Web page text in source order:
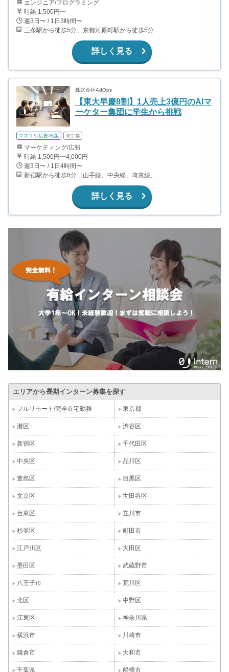
エンジニア/プログラミング
時給 1,500円〜
週3日〜 / 1日3時間〜
三条駅から徒歩5分、京都河原町駅から徒歩5分
詳しく見る
株式会社AdOps
【東大早慶8割】1人売上3億円のAIマ
ーケター集団に学生から挑戦
マスコミ/広告/出版 東京都
マーケティング/広報
時給 1,500円〜4,000円
週3日〜 / 1日4時間〜
新宿駅から徒歩6分（山手線、中央線、埼京線、湘南新宿ライン、ほか） 都庁前駅から徒歩4分（都営大江戸線） 西新宿駅から徒歩8分（丸ノ内線）
詳しく見る
エリアから長期インターン募集を探す
フルリモート/完全在宅勤務 東京都
港区 渋谷区
新宿区 千代田区
中央区 品川区
豊島区 目黒区
文京区 世田谷区
台東区 立川市
杉並区 町田市
江戸川区 大田区
墨田区 武蔵野市
八王子市 荒川区
北区 中野区
江東区 神奈川県
横浜市 川崎市
鎌倉市 大和市
千葉県 船橋市